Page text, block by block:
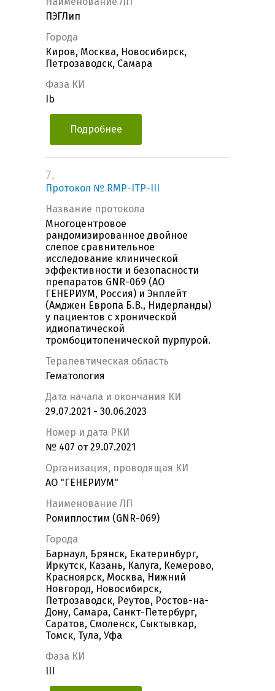
ПЭГЛип
Города
Киров, Москва, Новосибирск,
Петрозаводск, Самара
Фаза КИ
Ib
Подробнее
7.
Протокол № RMP-ITP-III
Название протокола
Многоцентровое
рандомизированное двойное
слепое сравнительное
исследование клинической
эффективности и безопасности
препаратов GNR-069 (АО
ГЕНЕРИУМ, Россия) и Энплейт
(Амджен Европа Б.В., Нидерланды)
у пациентов с хронической
идиопатической
тромбоцитопенической пурпурой.
Терапевтическая область
Гематология
Дата начала и окончания КИ
29.07.2021 - 30.06.2023
Номер и дата РКИ
№ 407 от 29.07.2021
Организация, проводящая КИ
АО "ГЕНЕРИУМ"
Наименование ЛП
Ромиплостим (GNR-069)
Города
Барнаул, Брянск, Екатеринбург,
Иркутск, Казань, Калуга, Кемерово,
Красноярск, Москва, Нижний
Новгород, Новосибирск,
Петрозаводск, Реутов, Ростов-на-
Дону, Самара, Санкт-Петербург,
Саратов, Смоленск, Сыктывкар,
Томск, Тула, Уфа
Фаза КИ